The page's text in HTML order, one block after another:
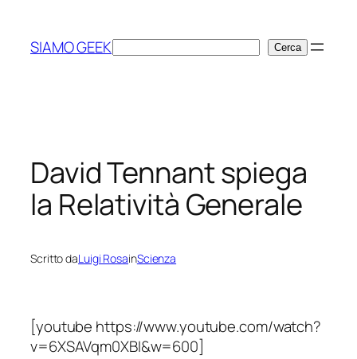
contenuto
SIAMO GEEKCerca Cerca
David Tennant spiega
la Relatività Generale
Scritto daLuigi RosainScienza
[youtube https://www.youtube.com/watch?
v=6XSAVqm0XBI&w=600]